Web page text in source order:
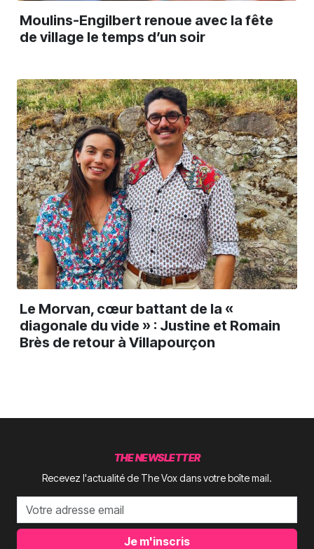
Moulins-Engilbert renoue avec la fête
de village le temps d’un soir
Le Morvan, cœur battant de la «
diagonale du vide » : Justine et Romain
Brès de retour à Villapourçon
THE NEWSLETTER
Recevez l'actualité de The Vox dans votre boîte mail.
Je m'inscris